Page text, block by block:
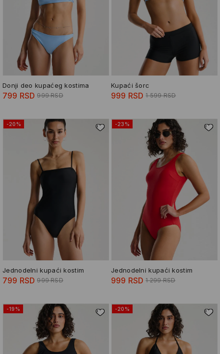
Donji deo kupaćeg kostima
799 RSD 999 RSD
Kupaći šorc
999 RSD 1 599 RSD
-20%
Jednodelni kupaći kostim
799 RSD 999 RSD
-23%
Jednodelni kupaći kostim
999 RSD 1 299 RSD
-19% -20%